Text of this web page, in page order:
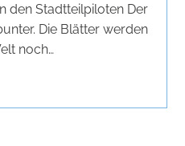
den Stadtteilpiloten Der
Die Blätter werden
noch…